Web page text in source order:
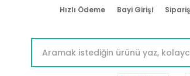
Hızlı Ödeme Bayi Girişi